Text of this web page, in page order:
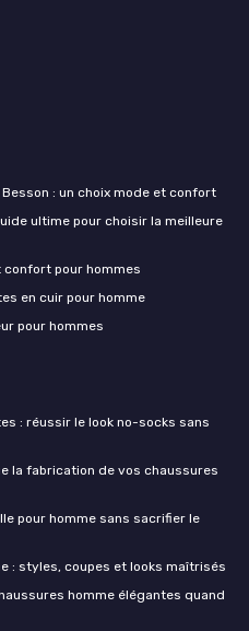
: un choix mode et confort
ultime pour choisir la meilleure
confort pour hommes
en cuir pour homme
pour hommes
: réussir le look no-socks sans
la fabrication de vos chaussures
pour homme sans sacrifier le
: styles, coupes et looks maîtrisés
homme élégantes quand